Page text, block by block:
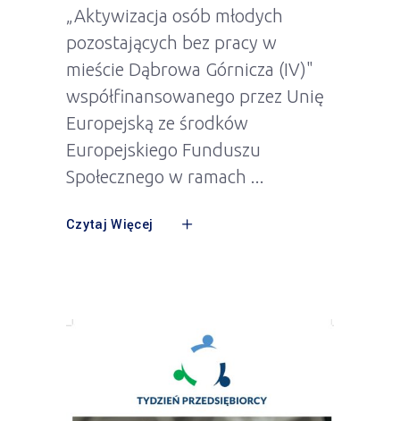
„Aktywizacja osób młodych
pozostających bez pracy w
mieście Dąbrowa Górnicza (IV)"
współfinansowanego przez Unię
Europejską ze środków
Europejskiego Funduszu
Społecznego w ramach
Czytaj Więcej